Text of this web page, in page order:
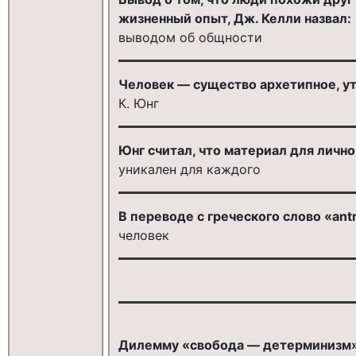
жизненный опыт, Дж. Келли назвал:
выводом об общности
Человек — существо архетипное,
К. Юнг
Юнг считал, что материал для
уникален для каждого
В переводе с греческого слово
человек
Дилемму «свобода —